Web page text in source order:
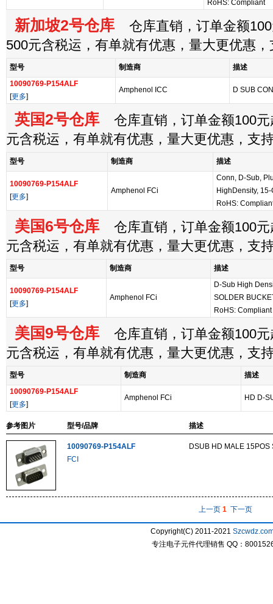
RoHS: Compliant
新加坡2号仓库 仓库直销，订单金额
500元含税运，有单就有优惠，量大更优惠
型号 制造商
描述
10090769-P154ALF
[更多]
Amphenol ICC D SUB
英国2号仓库 仓库直销，订单金额100元
元含税运，有单就有优惠，量大更优惠，支
型号 制造商 描述
10090769-P154ALF
[更多]
Amphenol FCi
Conn, D-Sub,
HighDensity,
RoHS:
美国6号仓库 仓库直销，订单金额100元
元含税运，有单就有优惠，量大更优惠，支
型号 制造商 描述
10090769-P154ALF
[更多]
Amphenol FCi
D-Sub High
SOLDER
RoHS: Compliant
美国9号仓库 仓库直销，订单金额100元
元含税运，有单就有优惠，量大更优惠，支
型号 制造商
描述
10090769-P154ALF
[更多]
Amphenol FCi HD D-
参考图片 型号/品牌 描述
10090769-P154ALF
FCI
DSUB HD MALE 15POS
上一页 1 下一页
Copyright(C) 2011-2021
专注电子元件代理销售 QQ：